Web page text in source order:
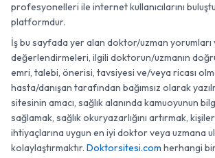
profesyonelleri ile internet kullanıcılarını
platformdur.
İş bu sayfada yer alan doktor/uzman yorumları
değerlendirmeleri, ilgili doktorun/uzmanın
emri, talebi, önerisi, tavsiyesi ve/veya ricası
hasta/danışan tarafından bağımsız olarak
sitesinin amacı, sağlık alanında kamuoyunun
sağlamak, sağlık okuryazarlığını artırmak,
ihtiyaçlarına uygun en iyi doktor veya uzmana
kolaylaştırmaktır. Doktorsitesi.com herhangi